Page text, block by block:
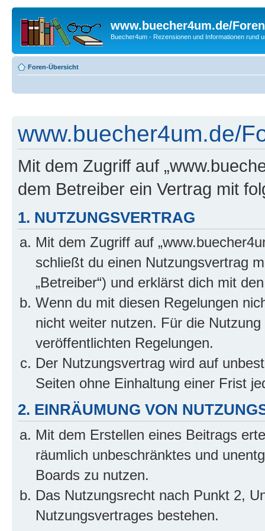
www.buecher4um.de/Foren
Buecher4um - Rezensionen und Informationen rund
Foren-Übersicht
www.buecher4um.de/
Mit dem Zugriff auf
dem Betreiber ein Vertrag mit
1. NUTZUNGSVERTRAG
Mit dem Zugriff auf
schließt du einen Nutzungsvertrag
„Betreiber“) und erklärst dich mit
Wenn du mit diesen Regelungen
nicht weiter nutzen. Für die
veröffentlichten Regelungen.
Der Nutzungsvertrag wird auf
Seiten ohne Einhaltung einer Frist
2. EINRÄUMUNG VON
Mit dem Erstellen eines Beitrags
räumlich unbeschränktes und
Boards zu nutzen.
Das Nutzungsrecht nach Punkt 2,
Nutzungsvertrages bestehen.